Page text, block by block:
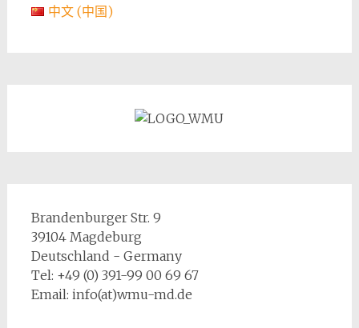
中文 (中国)
Brandenburger Str. 9
39104 Magdeburg
Deutschland - Germany
Tel: +49 (0) 391-99 00 69 67
Email: info(at)wmu-md.de